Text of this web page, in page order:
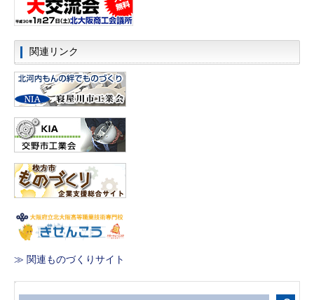
関連リンク
≫ 関連ものづくりサイト